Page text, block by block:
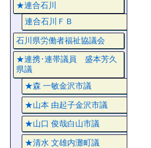
★連合石川
連合石川ＦＢ
石川県労働者福祉協議会
★連携･連帯議員 盛本芳久
県議
★森 一敏金沢市議
★山本 由起子金沢市議
★山口 俊哉白山市議
★清水 文雄内灘町議